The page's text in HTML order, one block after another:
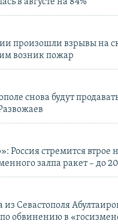
в августе на 84%
произошли взрывы на
возник пожар
снова будут
Россия стремится втрое
залпа ракет – до
из Севастополя
обвинению в